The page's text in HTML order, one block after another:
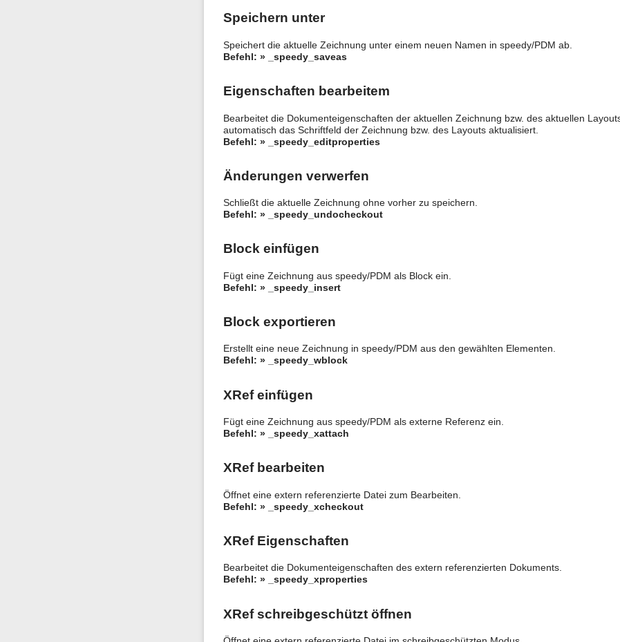
Speichern unter
Speichert die aktuelle Zeichnung unter einem neuen Namen in speedy/PDM ab.
Befehl: » _speedy_saveas
Eigenschaften bearbeitem
Bearbeitet die Dokumenteigenschaften der aktuellen Zeichnung bzw. des aktuellen
automatisch das Schriftfeld der Zeichnung bzw. des Layouts aktualisiert.
Befehl: » _speedy_editproperties
Änderungen verwerfen
Schließt die aktuelle Zeichnung ohne vorher zu speichern.
Befehl: » _speedy_undocheckout
Block einfügen
Fügt eine Zeichnung aus speedy/PDM als Block ein.
Befehl: » _speedy_insert
Block exportieren
Erstellt eine neue Zeichnung in speedy/PDM aus den gewählten Elementen.
Befehl: » _speedy_wblock
XRef einfügen
Fügt eine Zeichnung aus speedy/PDM als externe Referenz ein.
Befehl: » _speedy_xattach
XRef bearbeiten
Öffnet eine extern referenzierte Datei zum Bearbeiten.
Befehl: » _speedy_xcheckout
XRef Eigenschaften
Bearbeitet die Dokumenteigenschaften des extern referenzierten Dokuments.
Befehl: » _speedy_xproperties
XRef schreibgeschützt öffnen